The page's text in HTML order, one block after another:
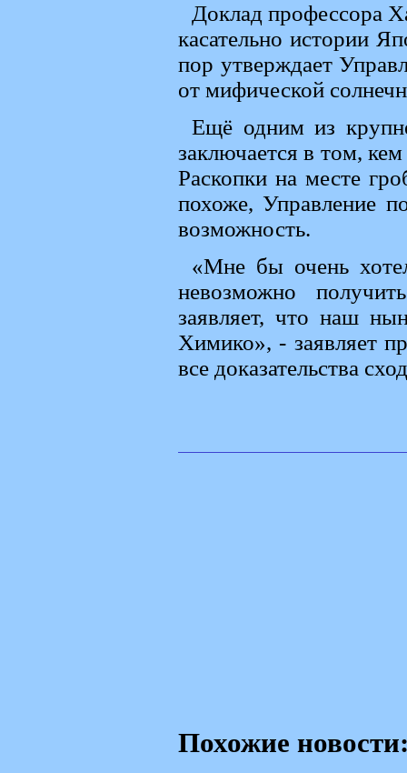
Доклад профессора
касательно истории
пор утверждает
от мифической
Ещё одним из
заключается в том,
Раскопки на месте
похоже, Управление
возможность.
«Мне бы очень
невозможно
заявляет, что наш
Химико», - заявляет
все доказательства
Похожие